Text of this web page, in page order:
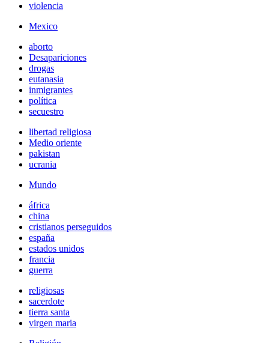
violencia
Mexico
aborto
Desapariciones
drogas
eutanasia
inmigrantes
política
secuestro
libertad religiosa
Medio oriente
pakistan
ucrania
Mundo
áfrica
china
cristianos perseguidos
españa
estados unidos
francia
guerra
religiosas
sacerdote
tierra santa
virgen maria